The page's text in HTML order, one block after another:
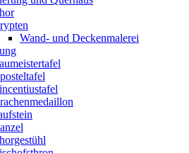
Wand- und Deckenmalerei